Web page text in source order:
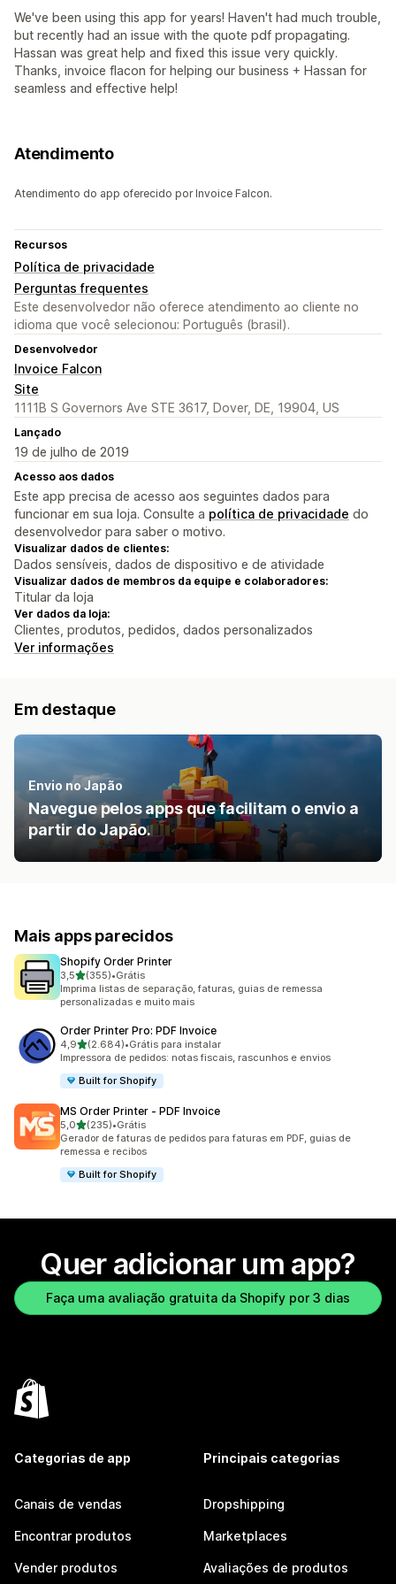
We've been using this app for years! Haven't had much trouble,
but recently had an issue with the quote pdf propagating.
Hassan was great help and fixed this issue very quickly.
Thanks, invoice flacon for helping our business + Hassan for
seamless and effective help!
Atendimento
Atendimento do app oferecido por Invoice Falcon.
Recursos
Política de privacidade
Perguntas frequentes
Este desenvolvedor não oferece atendimento ao cliente no
idioma que você selecionou: Português (brasil).
Desenvolvedor
Invoice Falcon
Site
1111B S Governors Ave STE 3617, Dover, DE, 19904, US
Lançado
19 de julho de 2019
Acesso aos dados
Este app precisa de acesso aos seguintes dados para
funcionar em sua loja. Consulte a política de privacidade do
desenvolvedor para saber o motivo.
Visualizar dados de clientes:
Dados sensíveis, dados de dispositivo e de atividade
Visualizar dados de membros da equipe e colaboradores:
Titular da loja
Ver dados da loja:
Clientes, produtos, pedidos, dados personalizados
Ver informações
Em destaque
Envio no Japão
Navegue pelos apps que facilitam o envio a
partir do Japão.
Mais apps parecidos
Shopify Order Printer
3,5de 5 estrelas
(355)
355 avaliações ao todo
•Grátis
Imprima listas de separação, faturas, guias de remessa
personalizadas e muito mais
Order Printer Pro: PDF Invoice
4,9de 5 estrelas
(2.684)
2684 avaliações ao todo
•Grátis para instalar
Impressora de pedidos: notas fiscais, rascunhos e envios
Built for Shopify
MS Order Printer ‑ PDF Invoice
5,0de 5 estrelas
(235)
235 avaliações ao todo
•Grátis
Gerador de faturas de pedidos para faturas em PDF, guias de
remessa e recibos
Built for Shopify
Quer adicionar um app?
Faça uma avaliação gratuita da Shopify por 3 dias
Categorias de app
Canais de vendas
Encontrar produtos
Vender produtos
Principais categorias
Dropshipping
Marketplaces
Avaliações de produtos